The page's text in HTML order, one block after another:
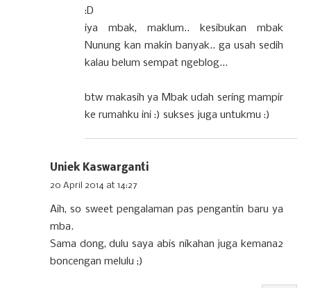
:D
iya mbak, maklum.. kesibukan mbak
Nunung kan makin banyak.. ga usah sedih
kalau belum sempat ngeblog...
btw makasih ya Mbak udah sering mampir
ke rumahku ini :) sukses juga untukmu :)
Uniek Kaswarganti
20 April 2014 at 14:27
Aih, so sweet pengalaman pas pengantin baru ya
mba.
Sama dong, dulu saya abis nikahan juga kemana2
boncengan melulu ;)